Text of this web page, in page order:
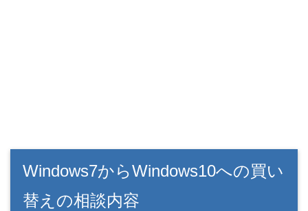
Windows7からWindows10への買い
替えの相談内容